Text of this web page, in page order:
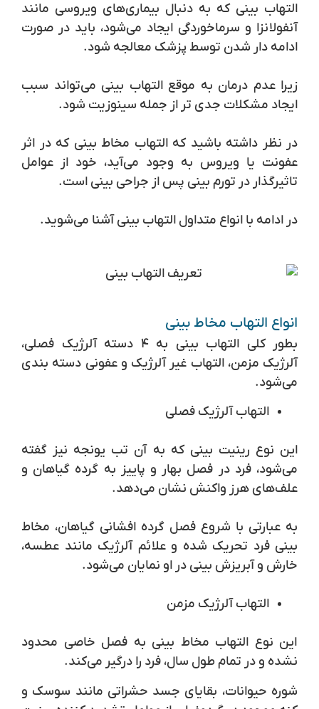
التهاب بینی که به دنبال بیماری‌های ویروسی مانند
آنفولانزا و سرماخوردگی ایجاد می‌شود، باید در صورت
ادامه دار شدن توسط پزشک معالجه شود.
زیرا عدم درمان به موقع التهاب بینی می‌تواند سبب
ایجاد مشکلات جدی تر از جمله سینوزیت شود.
در نظر داشته باشید که التهاب مخاط بینی که در اثر
عفونت یا ویروس به وجود می‌آید، خود از عوامل
تاثیرگذار در تورم بینی پس از جراحی بینی است.
در ادامه با انواع متداول التهاب بینی آشنا می‌شوید.
انواع التهاب مخاط بینی
بطور کلی التهاب بینی به ۴ دسته آلرژیک فصلی،
آلرژیک مزمن، التهاب غیر آلرژیک و عفونی دسته بندی
می‌شود.
التهاب آلرژیک فصلی
این نوع رینیت بینی که به آن تب یونجه نیز گفته
می‌شود، فرد در فصل بهار و پاییز به گرده گیاهان و
علف‌های هرز واکنش نشان می‌دهد.
به عبارتی با شروع فصل گرده افشانی گیاهان، مخاط
بینی فرد تحریک شده و علائم آلرژیک مانند عطسه،
خارش و آبریزش بینی در او نمایان می‌شود.
التهاب آلرژیک مزمن
این نوع التهاب مخاط بینی به فصل خاصی محدود
نشده و در تمام طول سال، فرد را درگیر می‌کند.
شوره حیوانات، بقایای جسد حشراتی مانند سوسک و